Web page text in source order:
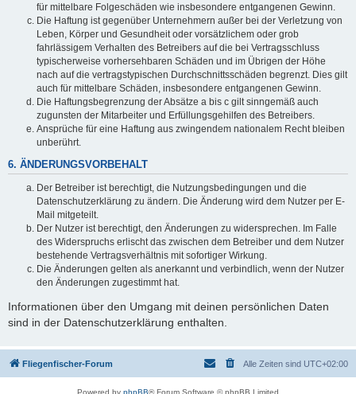
für mittelbare Folgeschäden wie insbesondere entgangenen Gewinn.
Die Haftung ist gegenüber Unternehmern außer bei der Verletzung von
Leben, Körper und Gesundheit oder vorsätzlichem oder grob
fahrlässigem Verhalten des Betreibers auf die bei Vertragsschluss
typischerweise vorhersehbaren Schäden und im Übrigen der Höhe
nach auf die vertragstypischen Durchschnittsschäden begrenzt. Dies gilt
auch für mittelbare Schäden, insbesondere entgangenen Gewinn.
Die Haftungsbegrenzung der Absätze a bis c gilt sinngemäß auch
zugunsten der Mitarbeiter und Erfüllungsgehilfen des Betreibers.
Ansprüche für eine Haftung aus zwingendem nationalem Recht bleiben
unberührt.
6. ÄNDERUNGSVORBEHALT
Der Betreiber ist berechtigt, die Nutzungsbedingungen und die
Datenschutzerklärung zu ändern. Die Änderung wird dem Nutzer per E-
Mail mitgeteilt.
Der Nutzer ist berechtigt, den Änderungen zu widersprechen. Im Falle
des Widerspruchs erlischt das zwischen dem Betreiber und dem Nutzer
bestehende Vertragsverhältnis mit sofortiger Wirkung.
Die Änderungen gelten als anerkannt und verbindlich, wenn der Nutzer
den Änderungen zugestimmt hat.
Informationen über den Umgang mit deinen persönlichen Daten
sind in der Datenschutzerklärung enthalten.
Fliegenfischer-Forum Alle Zeiten sind UTC+02:00